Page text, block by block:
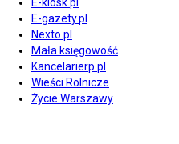
E-gazety.pl
Nexto.pl
Mała księgowość
Kancelarierp.pl
Wieści Rolnicze
Życie Warszawy